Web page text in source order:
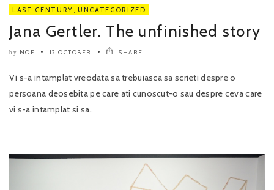
LAST CENTURY UNCATEGORIZED
Jana Gertler. The unfinished story
by NOE 12 OCTOBER SHARE
Vi s-a intamplat vreodata sa trebuiasca sa scrieti despre o
persoana deosebita pe care ati cunoscut-o sau despre ceva care
vi s-a intamplat si sa..